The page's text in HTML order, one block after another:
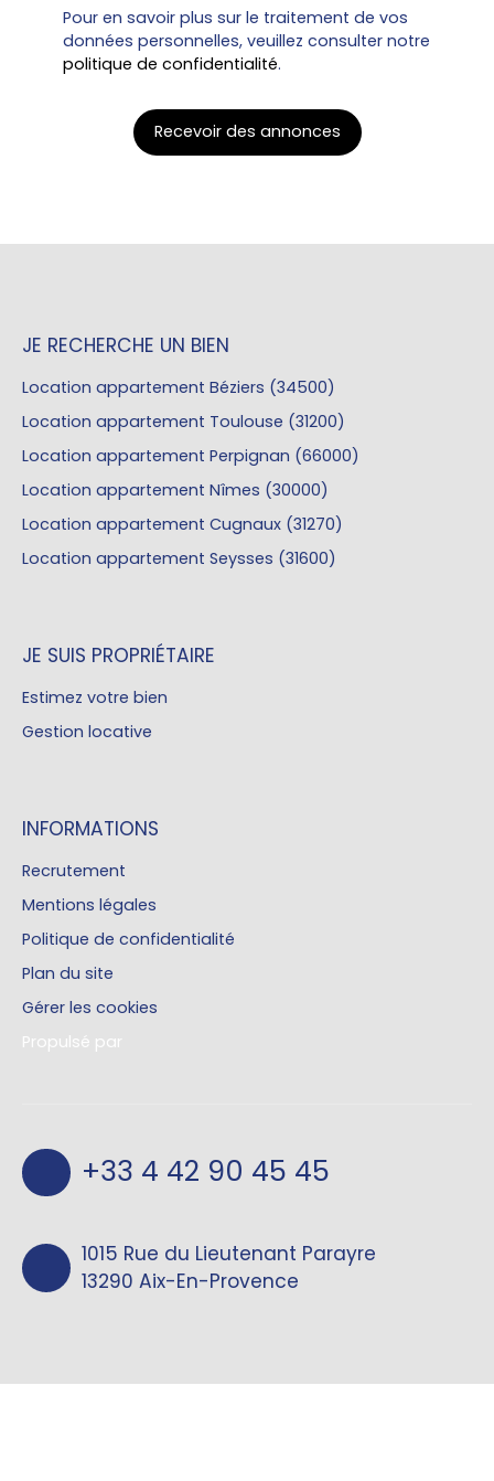
Pour en savoir plus sur le traitement de vos
données personnelles, veuillez consulter notre
politique de confidentialité.
Recevoir des annonces
JE RECHERCHE UN BIEN
Location appartement Béziers (34500)
Location appartement Toulouse (31200)
Location appartement Perpignan (66000)
Location appartement Nîmes (30000)
Location appartement Cugnaux (31270)
Location appartement Seysses (31600)
JE SUIS PROPRIÉTAIRE
Estimez votre bien
Gestion locative
INFORMATIONS
Recrutement
Mentions légales
Politique de confidentialité
Plan du site
Gérer les cookies
Propulsé par
+33 4 42 90 45 45
1015 Rue du Lieutenant Parayre
13290 Aix-En-Provence